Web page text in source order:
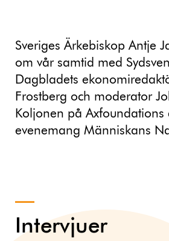
Sveriges Ärkebiskop Antje
om vår samtid med
Dagbladets
Frostberg och moderator
Koljonen på Axfoundations
evenemang Människans
Intervjuer